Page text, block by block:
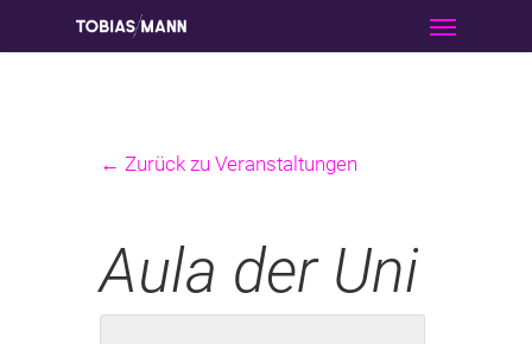
to
← Zurück zu Veranstaltungen
Aula der Uni